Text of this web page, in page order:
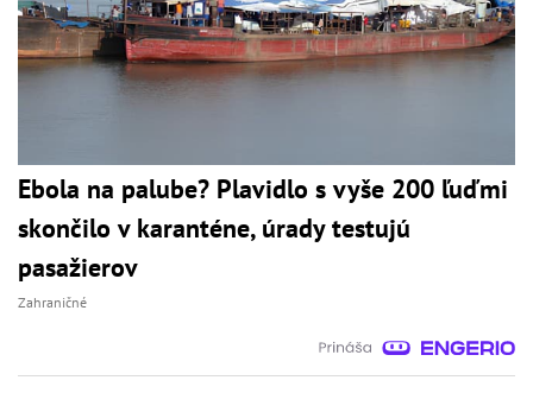
Ebola na palube? Plavidlo s vyše 200 ľuďmi
skončilo v karanténe, úrady testujú
pasažierov
Zahraničné